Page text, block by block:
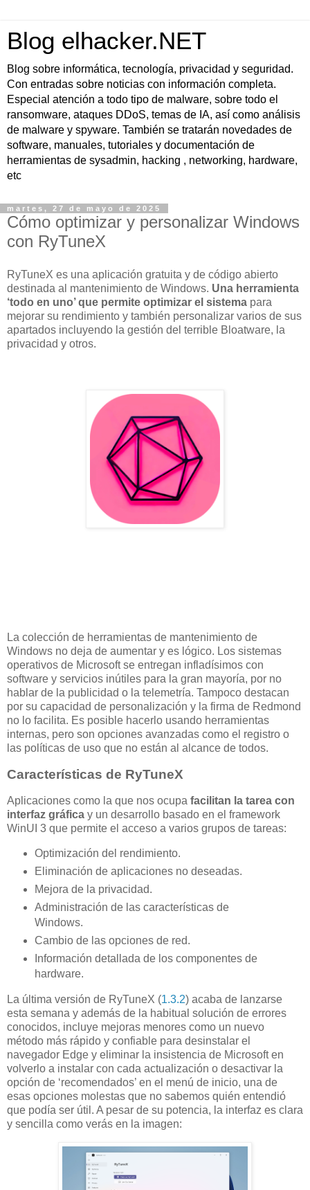
Blog elhacker.NET
Blog sobre informática, tecnología, privacidad y seguridad.
Con entradas sobre noticias con información completa.
Especial atención a todo tipo de malware, sobre todo el
ransomware, ataques DDoS, temas de IA, así como análisis
de malware y spyware. También se tratarán novedades de
software, manuales, tutoriales y documentación de
herramientas de sysadmin, hacking , networking, hardware,
etc
martes, 27 de mayo de 2025
Cómo optimizar y personalizar Windows
con RyTuneX
RyTuneX es una aplicación gratuita y de código abierto
destinada al mantenimiento de Windows. Una herramienta
‘todo en uno’ que permite optimizar el sistema para
mejorar su rendimiento y también personalizar varios de sus
apartados incluyendo la gestión del terrible Bloatware, la
privacidad y otros.
La colección de herramientas de mantenimiento de
Windows no deja de aumentar y es lógico. Los sistemas
operativos de Microsoft se entregan infladísimos con
software y servicios inútiles para la gran mayoría, por no
hablar de la publicidad o la telemetría. Tampoco destacan
por su capacidad de personalización y la firma de Redmond
no lo facilita. Es posible hacerlo usando herramientas
internas, pero son opciones avanzadas como el registro o
las políticas de uso que no están al alcance de todos.
Características de RyTuneX
Aplicaciones como la que nos ocupa facilitan la tarea con
interfaz gráfica y un desarrollo basado en el framework
WinUI 3 que permite el acceso a varios grupos de tareas:
Optimización del rendimiento.
Eliminación de aplicaciones no deseadas.
Mejora de la privacidad.
Administración de las características de
Windows.
Cambio de las opciones de red.
Información detallada de los componentes de
hardware.
La última versión de RyTuneX (1.3.2) acaba de lanzarse
esta semana y además de la habitual solución de errores
conocidos, incluye mejoras menores como un nuevo
método más rápido y confiable para desinstalar el
navegador Edge y eliminar la insistencia de Microsoft en
volverlo a instalar con cada actualización o desactivar la
opción de ‘recomendados’ en el menú de inicio, una de
esas opciones molestas que no sabemos quién entendió
que podía ser útil. A pesar de su potencia, la interfaz es clara
y sencilla como verás en la imagen: